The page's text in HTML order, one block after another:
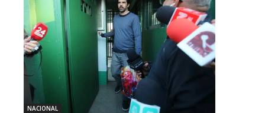
NACIONAL